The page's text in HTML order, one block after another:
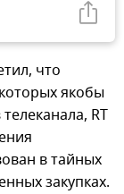
что
якобы
RT
в тайных
закупках.